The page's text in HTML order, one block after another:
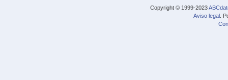
Copyright © 1999-2023
Aviso legal .